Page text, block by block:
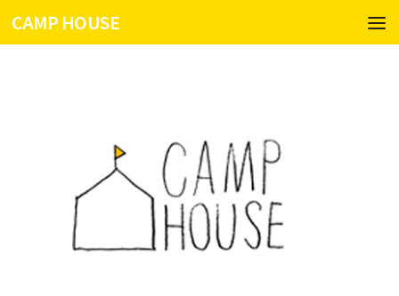
コンテンツへスキップ
CAMP HOUSE